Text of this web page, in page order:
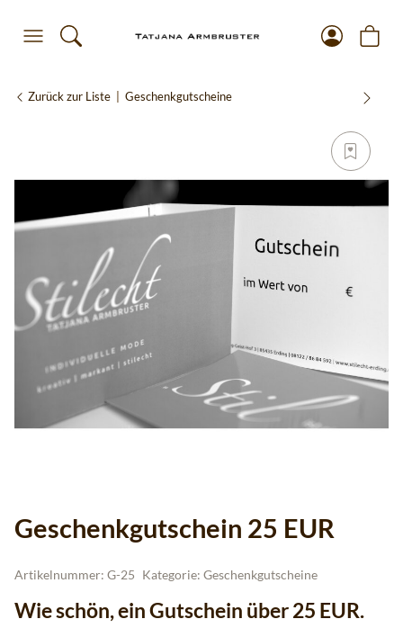
Zurück zur Liste Geschenkgutscheine
Geschenkgutschein 25 EUR
Artikelnummer: G-25 Kategorie: Geschenkgutscheine
Wie schön, ein Gutschein über 25 EUR.